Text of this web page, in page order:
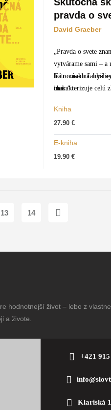
pravda o
David Graeber
„Pravda o svete
vytvárame sami – a
ho rovnako ľahko
inak.“
Táto zásadná
charakterizuje celú
najvýraznejších…
Kniha
27.90€
E-kniha
19.90€
13 14
hodnotnejší život – lebo z
a živote.
+421
Klariská